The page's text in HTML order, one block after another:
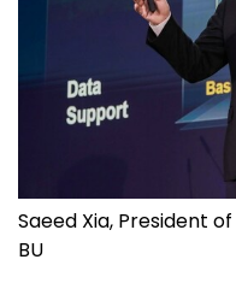
Saeed Xia, President
BU